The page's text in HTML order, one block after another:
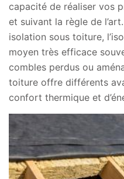
capacité de réaliser vos
et suivant la règle de
isolation sous toiture,
moyen très efficace
combles perdus ou
toiture offre différents
confort thermique et